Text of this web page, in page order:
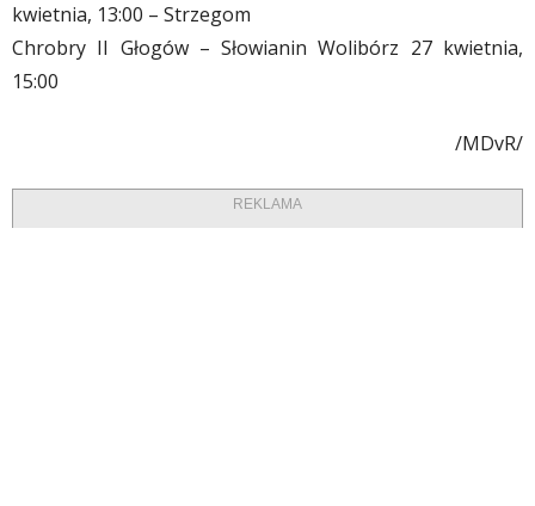
kwietnia, 13:00 – Strzegom
Chrobry II Głogów – Słowianin Wolibórz 27 kwietnia,
15:00
/MDvR/
REKLAMA